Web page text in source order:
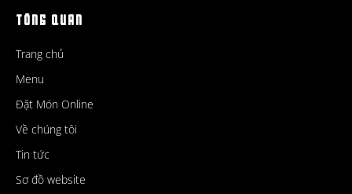
TỔNG QUAN
Trang chủ
Menu
Đặt Món Online
Về chúng tôi
Tin tức
Sơ đồ website